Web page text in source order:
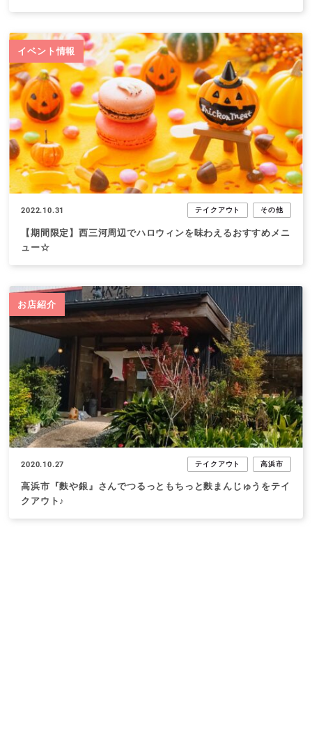
イベント情報
2022.10.31 テイクアウト その他
【期間限定】西三河周辺でハロウィンを味わえるおすすめメニ
ュー☆
お店紹介
2020.10.27 テイクアウト 高浜市
高浜市『麩や銀』さんでつるっともちっと麩まんじゅうをテイ
クアウト♪